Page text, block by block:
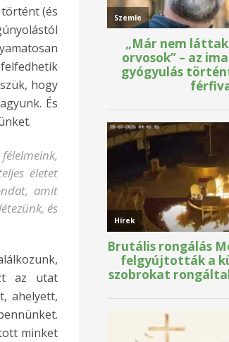
(és
hogy
És
életet
amit
és
az utat
ahelyett,
minket